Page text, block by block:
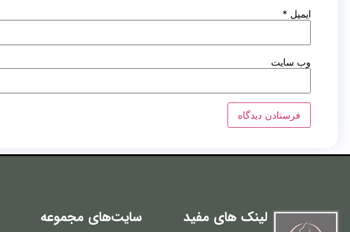
ایمیل *
وب‌ سایت
لینک های مفید سایت‌های مجموعه